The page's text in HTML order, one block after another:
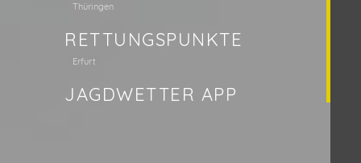
Thüringen
RETTUNGSPUNKTE
Erfurt
JAGDWETTER APP